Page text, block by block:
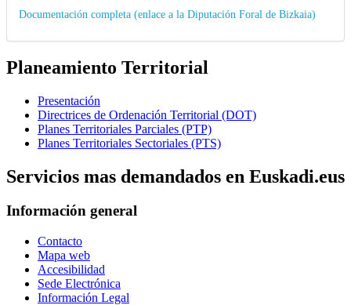
Documentación completa (enlace a la Diputación Foral de Bizkaia)
Planeamiento Territorial
Presentación
Directrices de Ordenación Territorial (DOT)
Planes Territoriales Parciales (PTP)
Planes Territoriales Sectoriales (PTS)
Servicios mas demandados en Euskadi.eus
Información general
Contacto
Mapa web
Accesibilidad
Sede Electrónica
Información Legal